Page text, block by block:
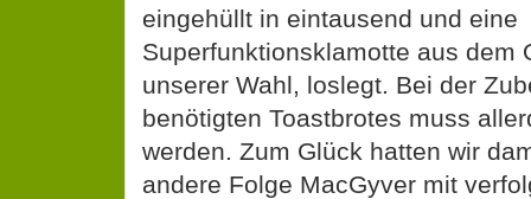
eingehüllt in eintausend und eine
Superfunktionsklamotte aus dem
unserer Wahl, loslegt. Bei der
benötigten Toastbrotes muss
werden. Zum Glück hatten wir
andere Folge MacGyver mit